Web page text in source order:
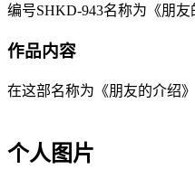
编号SHKD-943名称为《朋
作品内容
在这部名称为《朋友的介绍
个人图片